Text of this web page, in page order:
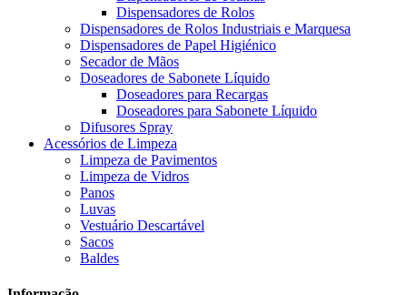
Dispensadores de Rolos
Dispensadores de Rolos Industriais e Marquesa
Dispensadores de Papel Higiénico
Secador de Mãos
Doseadores de Sabonete Líquido
Doseadores para Recargas
Doseadores para Sabonete Líquido
Difusores Spray
Acessórios de Limpeza
Limpeza de Pavimentos
Limpeza de Vidros
Panos
Luvas
Vestuário Descartável
Sacos
Baldes